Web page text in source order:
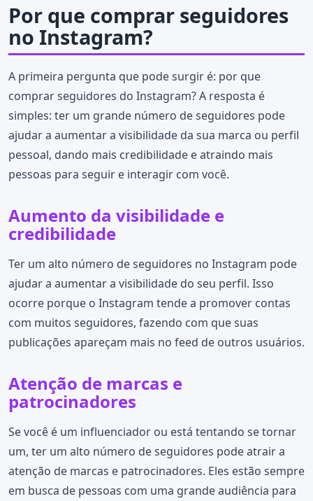
Por que comprar seguidores
no Instagram?
A primeira pergunta que pode surgir é: por que
comprar seguidores do Instagram? A resposta é
simples: ter um grande número de seguidores pode
ajudar a aumentar a visibilidade da sua marca ou perfil
pessoal, dando mais credibilidade e atraindo mais
pessoas para seguir e interagir com você.
Aumento da visibilidade e
credibilidade
Ter um alto número de seguidores no Instagram pode
ajudar a aumentar a visibilidade do seu perfil. Isso
ocorre porque o Instagram tende a promover contas
com muitos seguidores, fazendo com que suas
publicações apareçam mais no feed de outros usuários.
Atenção de marcas e
patrocinadores
Se você é um influenciador ou está tentando se tornar
um, ter um alto número de seguidores pode atrair a
atenção de marcas e patrocinadores. Eles estão sempre
em busca de pessoas com uma grande audiência para